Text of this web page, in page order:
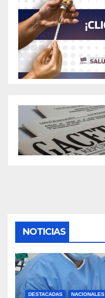
NOTICIAS
DESTACADAS NACIONALES